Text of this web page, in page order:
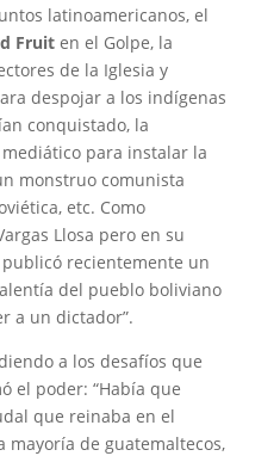
latinoamericanos, el
Fruiten el Golpe, la
de la Iglesia y
despojar a los indígenas
conquistado, la
para instalar la
monstruo comunista
etc. Como
Llosa pero en su
publicó recientemente un
del pueblo boliviano
a un dictador”.
a los desafíos que
el poder: “Había que
que reinaba en el
mayoría de guatemaltecos,